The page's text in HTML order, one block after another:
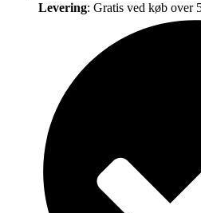
Levering: Gratis ved køb over